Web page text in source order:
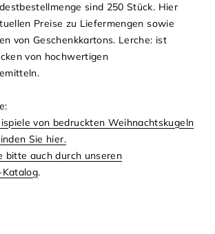
sind 250 Stück. Hier
Preise zu Liefermengen sowie
von Geschenkkartons. Lerche: ist
von hochwertigen
von bedruckten Weihnachtskugeln
Sie hier.
bitte auch durch unseren
.